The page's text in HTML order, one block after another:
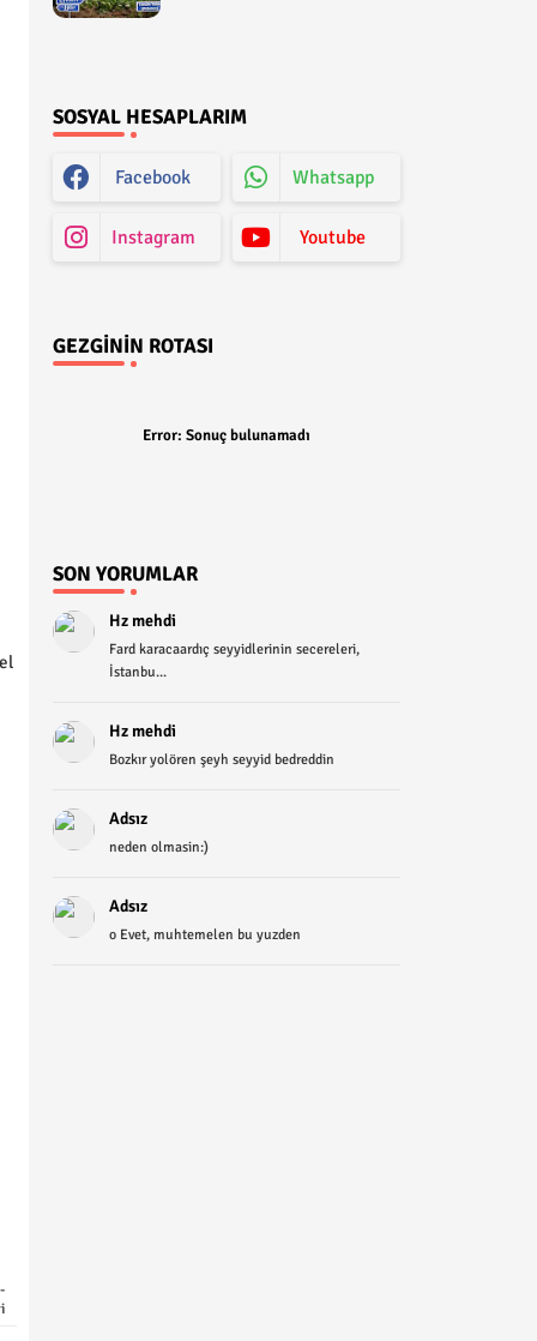
SOSYAL HESAPLARIM
Facebook Whatsapp
Instagram Youtube
GEZGININ ROTASI
Error: Sonuç bulunamadı
SON YORUMLAR
Hz mehdi
Fard karacaardıç seyyidlerinin secereleri,
İstanbu...
Hz mehdi
Bozkır yolören şeyh seyyid bedreddin
Adsız
neden olmasin:)
Adsız
o Evet, muhtemelen bu yuzden